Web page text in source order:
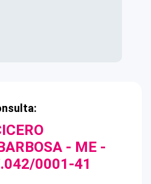
- ME -
0001-41